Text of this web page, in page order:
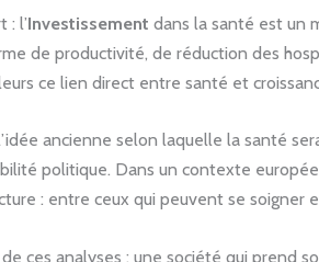
: l’Investissement dans la santé est un
de productivité, de réduction des
ce lien direct entre santé et
ancienne selon laquelle la santé
politique. Dans un contexte
: entre ceux qui peuvent se
ces analyses : une société qui prend